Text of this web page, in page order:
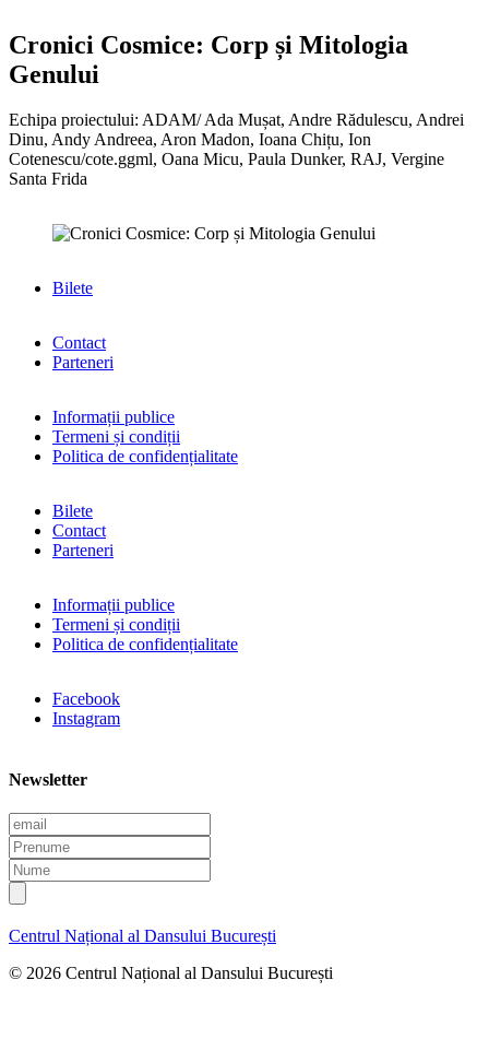
Cronici Cosmice: Corp și Mitologia
Genului
Echipa proiectului: ADAM/ Ada Mușat, Andre Rădulescu, Andrei
Dinu, Andy Andreea, Aron Madon, Ioana Chițu, Ion
Cotenescu/cote.ggml, Oana Micu, Paula Dunker, RAJ, Vergine
Santa Frida
Bilete
Contact
Parteneri
Informații publice
Termeni și condiții
Politica de confidențialitate
Bilete
Contact
Parteneri
Informații publice
Termeni și condiții
Politica de confidențialitate
Facebook
Instagram
Newsletter
E
m
a
i
l
P
r
e
n
m
N
u
m
e
Centrul Național al Dansului București
© 2026 Centrul Național al Dansului București